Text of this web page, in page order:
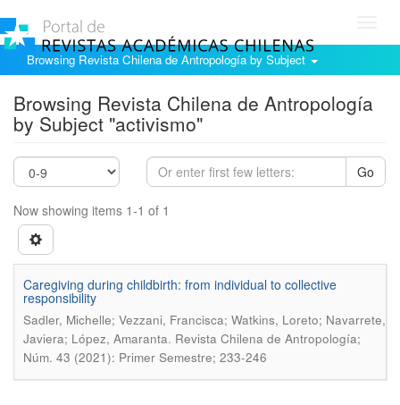
Browsing Revista Chilena de Antropología by Subject
Browsing Revista Chilena de Antropología
by Subject "activismo"
Go
Now showing items 1-1 of 1
Caregiving during childbirth: from individual to collective
responsibility
Sadler, Michelle; Vezzani, Francisca; Watkins, Loreto; Navarrete,
Javiera; López, Amaranta. Revista Chilena de Antropología;
Núm. 43 (2021): Primer Semestre; 233-246